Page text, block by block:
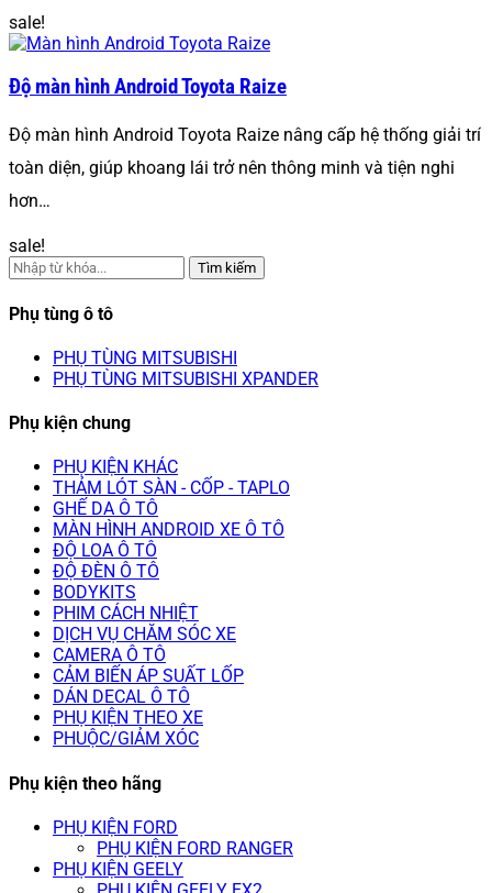
sale!
Độ màn hình Android Toyota Raize
Độ màn hình Android Toyota Raize nâng cấp hệ thống giải trí
toàn diện, giúp khoang lái trở nên thông minh và tiện nghi
hơn…
sale!
Tìm kiếm
Phụ tùng ô tô
PHỤ TÙNG MITSUBISHI
PHỤ TÙNG MITSUBISHI XPANDER
Phụ kiện chung
PHỤ KIỆN KHÁC
THẢM LÓT SÀN - CỐP - TAPLO
GHẾ DA Ô TÔ
MÀN HÌNH ANDROID XE Ô TÔ
ĐỘ LOA Ô TÔ
ĐỘ ĐÈN Ô TÔ
BODYKITS
PHIM CÁCH NHIỆT
DỊCH VỤ CHĂM SÓC XE
CAMERA Ô TÔ
CẢM BIẾN ÁP SUẤT LỐP
DÁN DECAL Ô TÔ
PHỤ KIỆN THEO XE
PHUỘC/GIẢM XÓC
Phụ kiện theo hãng
PHỤ KIỆN FORD
PHỤ KIỆN FORD RANGER
PHỤ KIỆN GEELY